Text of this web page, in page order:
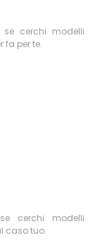
cerchi modelli
fa per te.
cerchi modelli
caso tuo.